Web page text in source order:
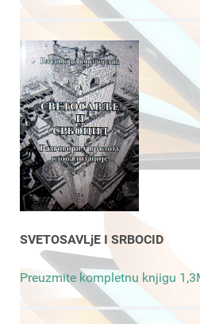
SVETOSAVLjE I SRBOCID
Preuzmite kompletnu knjigu